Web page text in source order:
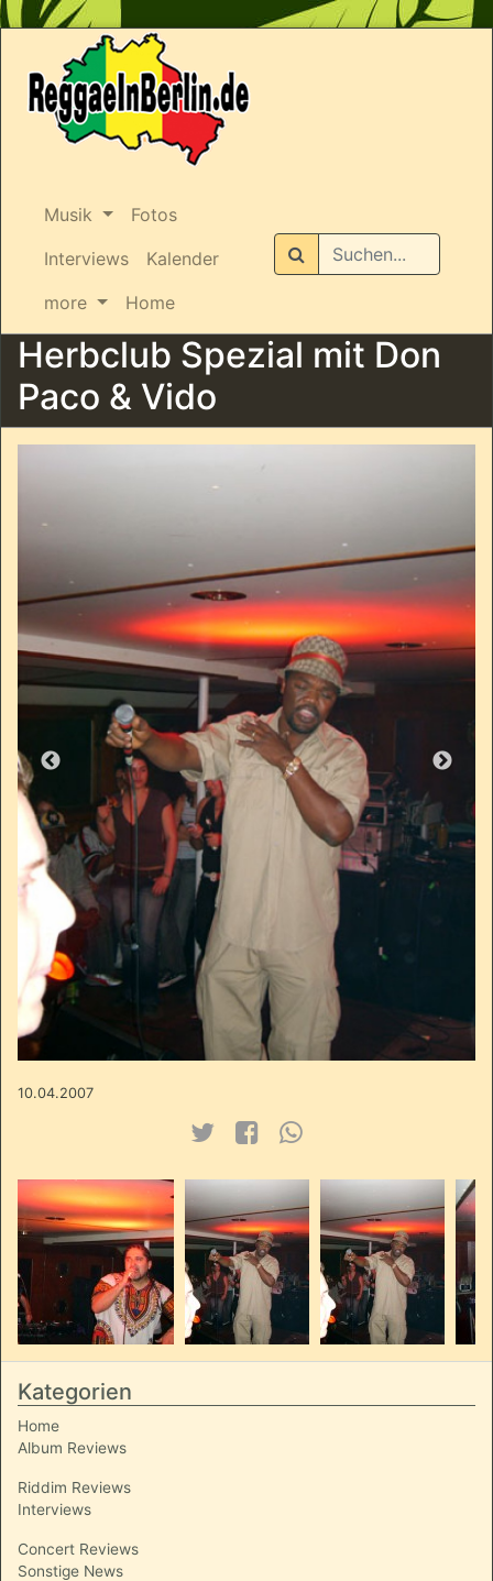
Musik
Fotos
Interviews
Kalender
more
Home
Suchen
Herbclub Spezial mit Don
Paco & Vido
10.04.2007
Kategorien
Home
Album Reviews
Riddim Reviews
Interviews
Concert Reviews
Sonstige News